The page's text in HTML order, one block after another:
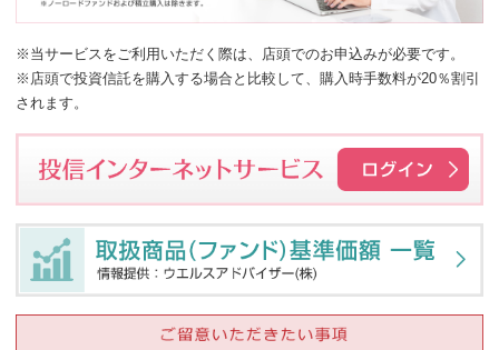
※当サービスをご利用いただく際は、店頭でのお申込みが必要です。
※店頭で投資信託を購入する場合と比較して、購入時手数料が20％割引
されます。